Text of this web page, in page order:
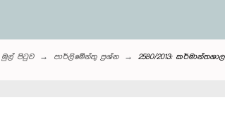
මුල් පිටුව පාර්ලි‌මේන්තු‌ ප්‍රශ්න 2580/2013: